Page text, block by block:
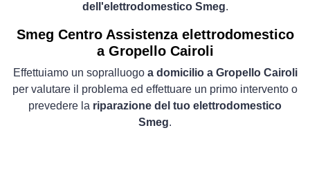
dell'elettrodomestico Smeg.
Smeg Centro Assistenza elettrodomestico
a Gropello Cairoli
Effettuiamo un sopralluogo a domicilio a Gropello Cairoli
per valutare il problema ed effettuare un primo intervento o
prevedere la riparazione del tuo elettrodomestico
Smeg.